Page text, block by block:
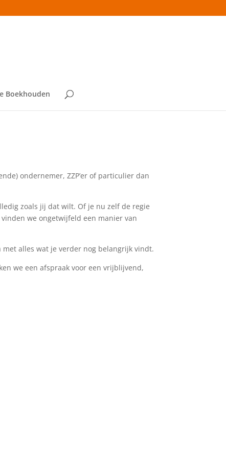
Boekhouden
ondernemer, ZZP’er of particulier dan
zoals jij dat wilt. Of je nu zelf de regie
we ongetwijfeld een manier van
alles wat je verder nog belangrijk vindt.
we een afspraak voor een vrijblijvend,